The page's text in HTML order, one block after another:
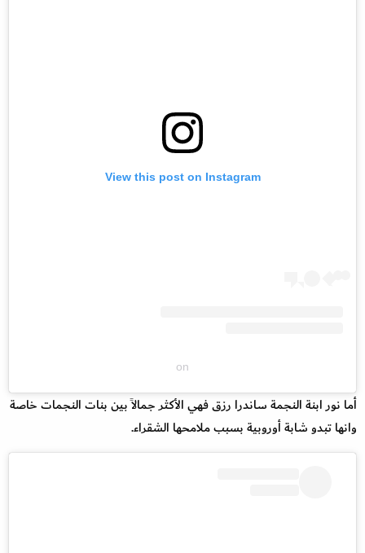
View this post on Instagram
on
أما نور ابنة النجمة ساندرا رزق فهي الأكثر جمالاً بين بنات النجمات خاصة
وانها تبدو شابة أوروبية بسبب ملامحها الشقراء.